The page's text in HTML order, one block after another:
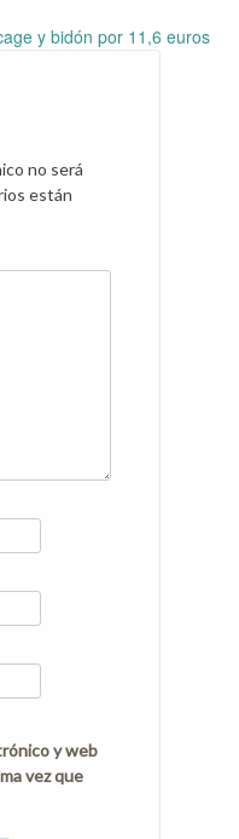
y bidón por 11,6 euros
no será
están
y web
vez que